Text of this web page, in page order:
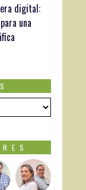
digital:
una